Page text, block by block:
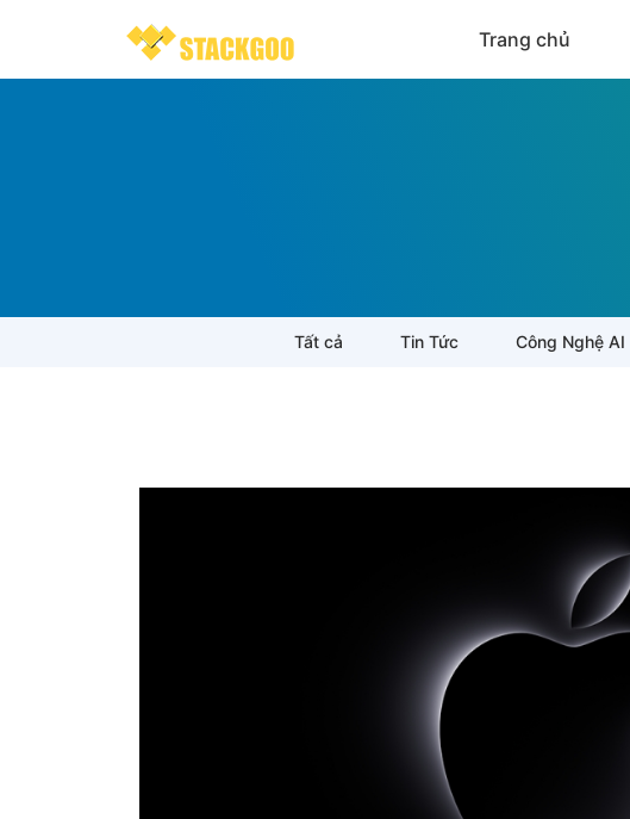
Trang chủ
Tất cả Tin Tức Công Nghệ AI